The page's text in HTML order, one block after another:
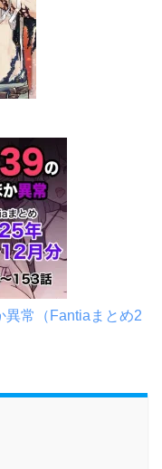
異常（Fantiaまとめ2